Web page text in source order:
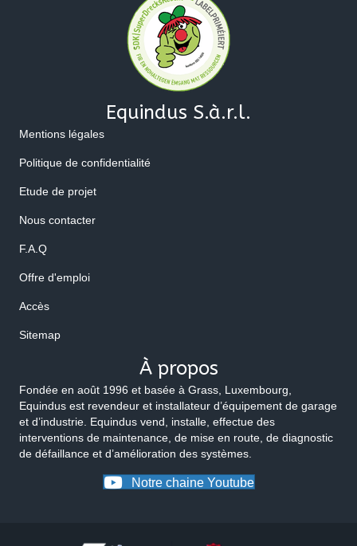
Equindus S.à.r.l.
Mentions légales
Politique de confidentialité
Etude de projet
Nous contacter
F.A.Q
Offre d'emploi
Accès
Sitemap
À propos
Fondée en août 1996 et basée à Grass, Luxembourg,
Equindus est revendeur et installateur d’équipement de garage
et d’industrie. Equindus vend, installe, effectue des
interventions de maintenance, de mise en route, de diagnostic
de défaillance et d’amélioration des systèmes.
Notre chaine Youtube